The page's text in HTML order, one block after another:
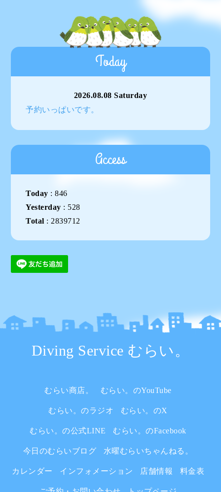
Today
2026.08.08 Saturday
予約いっぱいです。
Access
Today :846
Yesterday : 528
Total : 2839712
Diving Service むらい。
むらい商店。 むらい。のYouTube
むらい。のラジオ むらい。のX
むらい。の公式LINE むらい。のFacebook
今日のむらいブログ 水曜むらいちゃんねる。
カレンダー インフォメーション 店舗情報 料金表